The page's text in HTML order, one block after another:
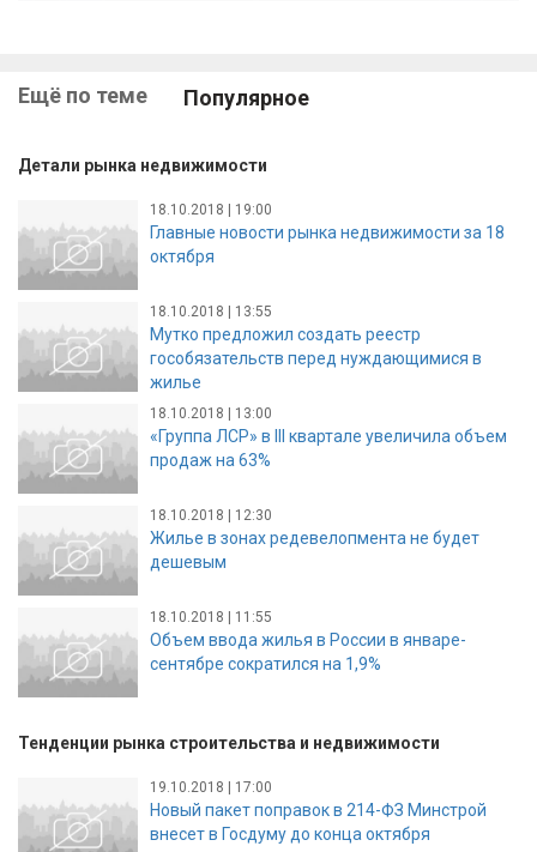
Ещё по теме Популярное
Детали рынка недвижимости
18.10.2018 | 19:00
Главные новости рынка недвижимости за 18
октября
18.10.2018 | 13:55
Мутко предложил создать реестр
гособязательств перед нуждающимися в
жилье
18.10.2018 | 13:00
«Группа ЛСР» в III квартале увеличила объем
продаж на 63%
18.10.2018 | 12:30
Жилье в зонах редевелопмента не будет
дешевым
18.10.2018 | 11:55
Объем ввода жилья в России в январе-
сентябре сократился на 1,9%
Тенденции рынка строительства и недвижимости
19.10.2018 | 17:00
Новый пакет поправок в 214-ФЗ Минстрой
внесет в Госдуму до конца октября